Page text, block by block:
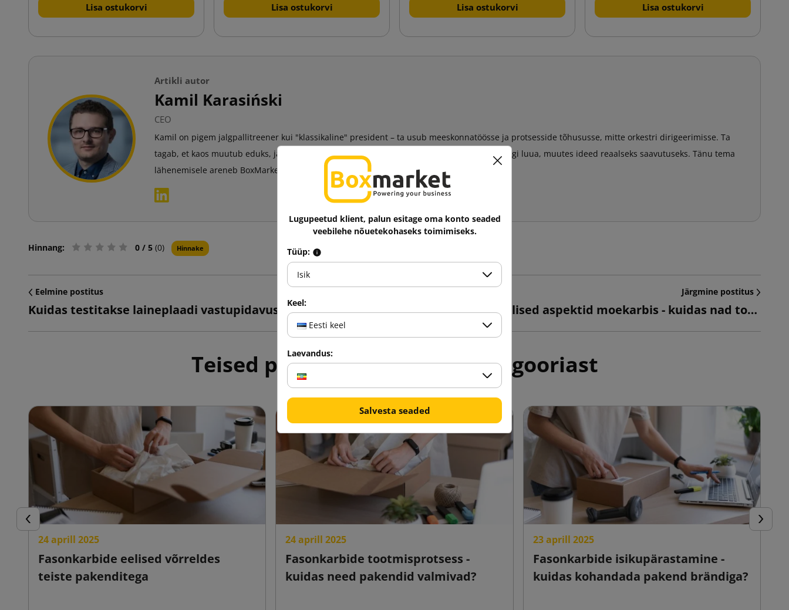
Lisa ostukorvi Lisa ostukorvi Lisa ostukorvi Lisa ostukorvi
Artikli autor
Kamil Karasiński
CEO
Kamil on pigem jalgpallitreener kui "klassikaline" president – ta usub meeskonnatöösse ja protsesside tõhususse, mitte orkestri dirigeerimisse. Ta
tagab, et kaos muutub eduks, ja nagu kogenud alkeemik, suudab ta MITTE MILLESTKI midagi luua, muutes ideed reaalseks saavutuseks. Tänu tema
lähenemisele areneb BoxMarket dünaamiliselt, kuid kontrollitult.
Hinnang: 0 / 5 (0) Hinnake
Eelmine postitus
Kuidas testitakse laineplaadi vastupidavust?
Järgmine postitus
Ökoloogilised aspektid moekarbis - kuidas nad toetavad jätkusuutlikku arengut?
Teised postitused samast kategooriast
Eelmine
24 aprill 2025
Fasonkarbide eelised võrreldes
teiste pakenditega
24 aprill 2025
Fasonkarbide tootmisprotsess -
kuidas need pakendid valmivad?
23 aprill 2025
Fasonkarbide isikupärastamine -
kuidas kohandada pakend brändiga?
Lugupeetud klient, palun esitage oma konto seaded
veebilehe nõuetekohaseks toimimiseks.
Tüüp:
Isik
Keel:
Eesti keel
Laevandus:
Salvesta seaded